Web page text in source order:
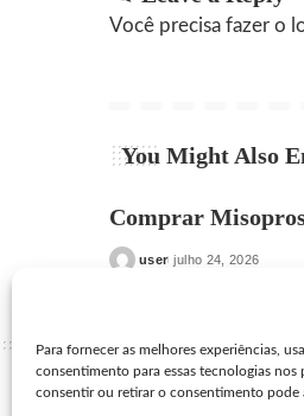
Para fornecer as melhores experiências,
consentimento para essas tecnologias
consentir ou retirar o consentimento pode
Você precisa fazer o
You Might Also
Comprar
Posted
user julho 24, 2026
Blog>